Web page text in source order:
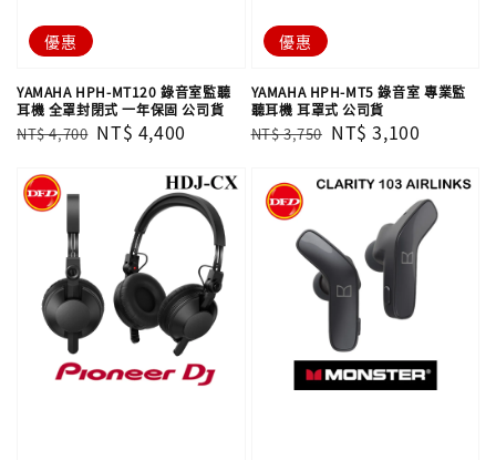
優惠
YAMAHA HPH-MT120 錄音室監聽
耳機 全罩封閉式 一年保固 公司貨
Regular
NT$ 4,700 Sale
NT$ 4,400
優惠
YAMAHA HPH-MT5 錄音室 專業監
聽耳機 耳罩式 公司貨
Regular
NT$ 3,750 Sale
NT$ 3,100